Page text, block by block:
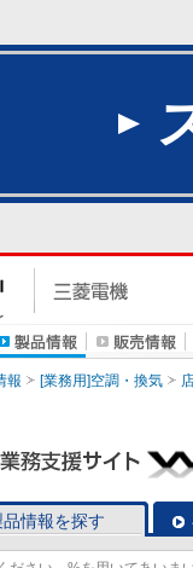
報 [業務用]空調・換気
情報を探す